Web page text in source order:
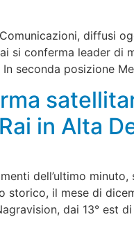
diffusi
si conferma leader di
seconda posizione
in Alta
dell’ultimo
storico, il mese di
dai 13° est